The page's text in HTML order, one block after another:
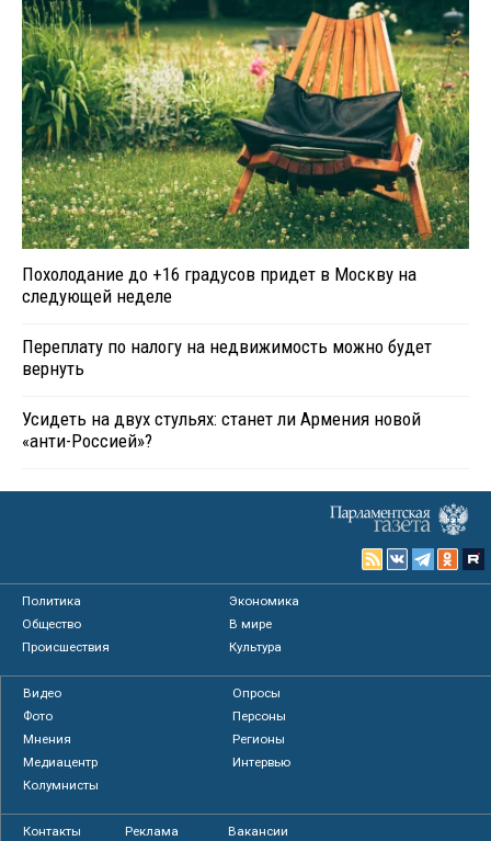
Похолодание до +16 градусов придет в Москву на
следующей неделе
Переплату по налогу на недвижимость можно будет
вернуть
Усидеть на двух стульях: станет ли Армения новой
«анти-Россией»?
Политика
Экономика
Общество
В мире
Происшествия
Культура
Видео
Опросы
Фото
Персоны
Мнения
Регионы
Медиацентр
Интервью
Колумнисты
Контакты Реклама Вакансии